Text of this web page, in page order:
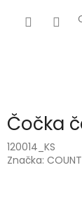
Čočka
120014_KS
Značka: